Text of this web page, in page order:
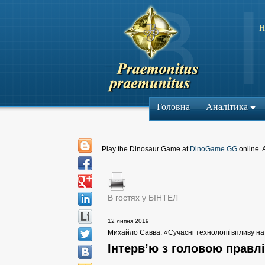
Головна Аналітика
Play the Dinosaur Game at DinoGame.GG online.
В гостях у БІНТЕЛ
12 липня 2019
Михайло Савва: «Сучасні технології впливу
Інтерв’ю з головою